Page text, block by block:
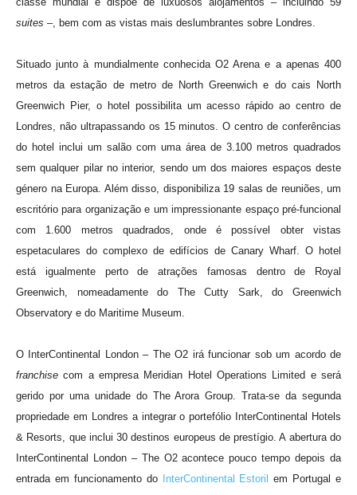
suites –, bem com as vistas mais deslumbrantes sobre Londres.
Situado junto à mundialmente conhecida O2 Arena e a apenas 400
metros da estação de metro de North Greenwich e do cais North
Greenwich Pier, o hotel possibilita um acesso rápido ao centro de
Londres, não ultrapassando os 15 minutos. O centro de conferências
do hotel inclui um salão com uma área de 3.100 metros quadrados
sem qualquer pilar no interior, sendo um dos maiores espaços deste
género na Europa. Além disso, disponibiliza 19 salas de reuniões, um
escritório para organização e um impressionante espaço pré-funcional
com 1.600 metros quadrados, onde é possível obter vistas
espetaculares do complexo de edifícios de Canary Wharf. O hotel
está igualmente perto de atrações famosas dentro de Royal
Greenwich, nomeadamente do The Cutty Sark, do Greenwich
Observatory e do Maritime Museum.
O InterContinental London – The O2 irá funcionar sob um acordo de
franchise com a empresa Meridian Hotel Operations Limited e será
gerido por uma unidade do The Arora Group. Trata-se da segunda
propriedade em Londres a integrar o portefólio InterContinental Hotels
& Resorts, que inclui 30 destinos europeus de prestígio. A abertura do
InterContinental London – The O2 acontece pouco tempo depois da
entrada em funcionamento do InterContinental Estoril em Portugal e